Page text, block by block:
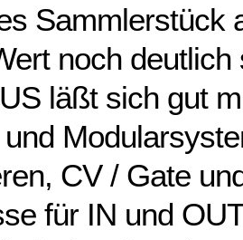
Sammlerstück
noch deutlich
läßt sich gut
CV / Gate
für IN und